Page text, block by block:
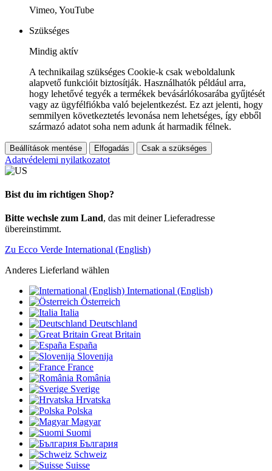
Vimeo, YouTube
Szükséges
Mindig aktív
A technikailag szükséges Cookie-k csak weboldalunk
alapvető funkcióit biztosítják. Használhatók például arra,
hogy lehetővé tegyék a termékek bevásárlókosarába gyűjtését
vagy az ügyfélfiókba való bejelentkezést. Ez azt jelenti, hogy
semmilyen következtetés levonása nem lehetséges, így ebből
származó adatot soha nem adunk át harmadik félnek.
Beállítások mentése Elfogadás Csak a szükséges
Adatvédelemi nyilatkozatot
Bist du im richtigen Shop?
Bitte wechsle zum Land, das mit deiner Lieferadresse
übereinstimmt.
Zu Ecco Verde International (English)
Anderes Lieferland wählen
International (English)
Österreich
Italia
Deutschland
Great Britain
España
Slovenija
France
România
Sverige
Hrvatska
Polska
Magyar
Suomi
България
Schweiz
Suisse